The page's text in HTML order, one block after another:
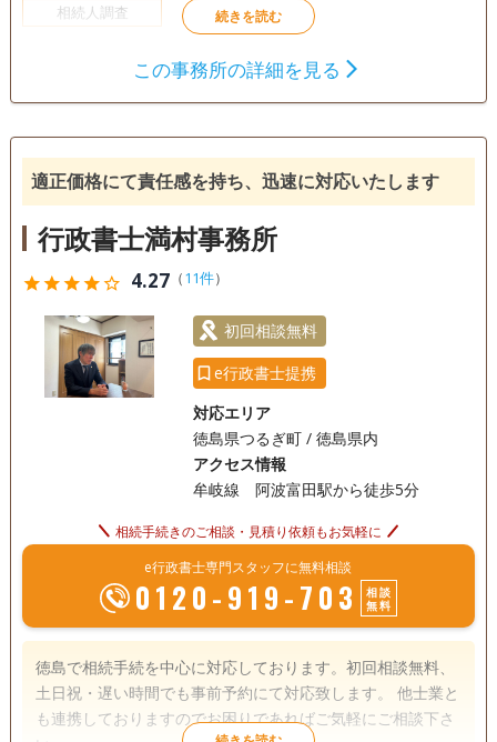
相続人調査
訪問可 土日相談可
この事務所の詳細を見る
適正価格にて責任感を持ち、迅速に対応いたします
行政書士満村事務所
starstarstarstarstar_outline 4.27（11件）
初回相談無料
e行政書士提携
対応エリア
徳島県つるぎ町 / 徳島県内
アクセス情報
牟岐線 阿波富田駅から徒歩5分
相続手続きのご相談・見積り依頼もお気軽に
e行政書士専門スタッフに無料相談
0120-919-703
相談
無料
徳島で相続手続を中心に対応しております。初回相談無料、
土日祝・遅い時間でも事前予約にて対応致します。 他士業と
も連携しておりますのでお困りであればご気軽にご相談下さ